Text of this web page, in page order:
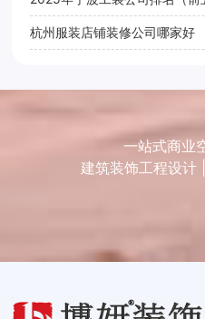
杭州服装店铺装修公司哪家好
一站式商业
建筑装饰工程设计